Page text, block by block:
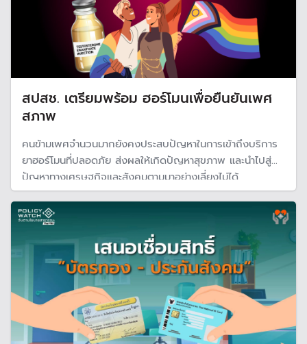
สปสช. เตรียมพร้อม ฮอร์โมนเพื่อยืนยันเพศ
สภาพ
คนข้ามเพศจำนวนมากยังคงประสบปัญหาในการเข้าถึงบริการ
ยาฮอร์โมนที่ปลอดภัย ส่งผลให้เกิดปัญหาสุขภาพ และนำไปสู่
ปัญหาทางเศรษฐกิจและสังคมตามมาอย่างเลี่ยงไม่ได้